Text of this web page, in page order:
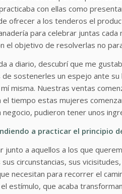
con ellas como
ofrecer a los tenderos el
para celebrar juntas
el objetivo de resolverlas no
a diario, descubrí que me
sostenerles un espejo ante
misma. Nuestras ventas
el tiempo estas mujeres
pudieron tener unos
a practicar el principio
junto a aquellos a los que
circunstancias, sus
necesitan para recorrer el
estímulo, que acaba